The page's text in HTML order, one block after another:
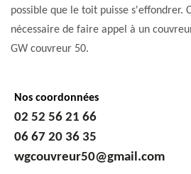
possible que le toit puisse s'effondrer.
nécessaire de faire appel à un
GW couvreur 50.
Nos coordonnées
02 52 56 21 66
06 67 20 36 35
wgcouvreur50@gmail.com